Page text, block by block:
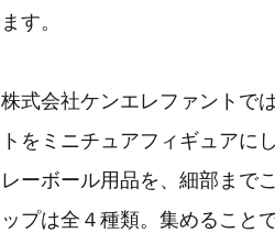
ます。
株式会社ケンエレファントで
トをミニチュアフィギュアに
レーボール用品を、細部まで
ップは全４種類。集めること